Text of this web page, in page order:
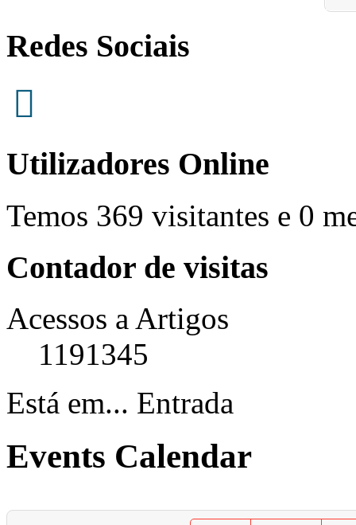
Redes Sociais
Utilizadores Online
Temos 369 visitantes e 0
Contador de visitas
Acessos a Artigos
1191345
Está em... Entrada
Events Calendar